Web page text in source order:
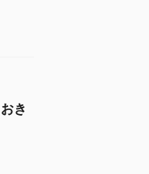
き